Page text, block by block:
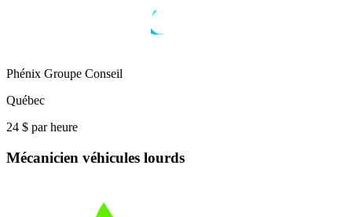
Phénix Groupe Conseil
Québec
24 $ par heure
Mécanicien véhicules lourds